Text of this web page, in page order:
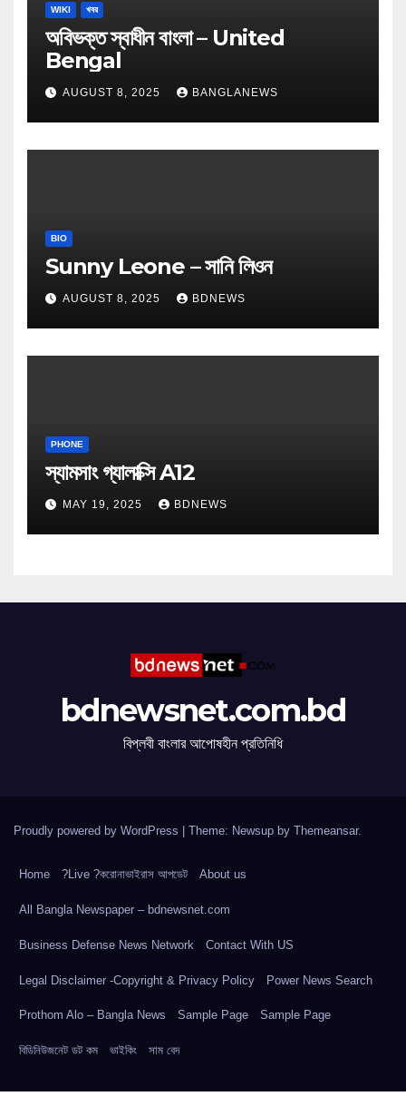
WIKI খবর
অবিভক্ত স্বাধীন বাংলা – United
Bengal
AUGUST 8, 2025 BANGLANEWS
BIO
Sunny Leone – সানি লিওন
AUGUST 8, 2025 BDNEWS
PHONE
স্যামসাং গ্যালাক্সি A12
MAY 19, 2025 BDNEWS
bdnewsnet.com.bd
বিপ্লবী বাংলার আপোষহীন প্রতিনিধি
Proudly powered by WordPress Theme: Newsup by Themeansar.
Home ?Live ?করোনাভাইরাস আপডেট About us
All Bangla Newspaper – bdnewsnet.com
Business Defense News Network Contact With US
Legal Disclaimer -Copyright & Privacy Policy Power News Search
Prothom Alo – Bangla News Sample Page Sample Page
বিডিনিউজনেট ডট কম ভাইকিং সাম বেদ